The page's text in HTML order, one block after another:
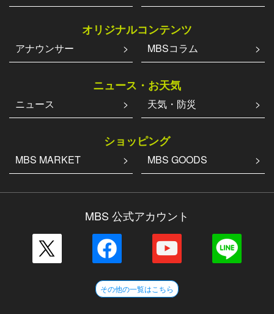
オリジナルコンテンツ
アナウンサー MBSコラム
ニュース・お天気
ニュース 天気・防災
ショッピング
MBS MARKET MBS GOODS
MBS 公式アカウント
その他の一覧はこちら